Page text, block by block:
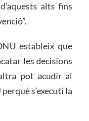
alts fins
estableix que
les decisions
pot acudir al
s’executi la